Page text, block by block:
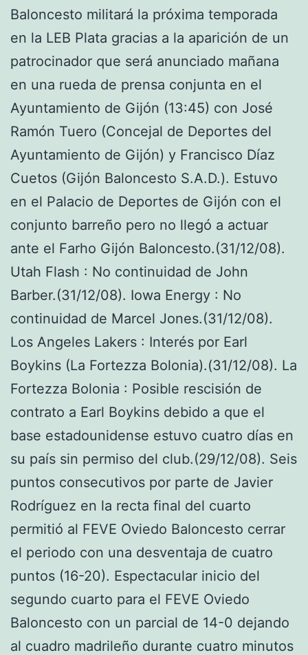
Baloncesto militará la próxima temporada
en la LEB Plata gracias a la aparición de un
patrocinador que será anunciado mañana
en una rueda de prensa conjunta en el
Ayuntamiento de Gijón (13:45) con José
Ramón Tuero (Concejal de Deportes del
Ayuntamiento de Gijón) y Francisco Díaz
Cuetos (Gijón Baloncesto S.A.D.). Estuvo
en el Palacio de Deportes de Gijón con el
conjunto barreño pero no llegó a actuar
ante el Farho Gijón Baloncesto.(31/12/08).
Utah Flash : No continuidad de John
Barber.(31/12/08). Iowa Energy : No
continuidad de Marcel Jones.(31/12/08).
Los Angeles Lakers : Interés por Earl
Boykins (La Fortezza Bolonia).(31/12/08). La
Fortezza Bolonia : Posible rescisión de
contrato a Earl Boykins debido a que el
base estadounidense estuvo cuatro días en
su país sin permiso del club.(29/12/08). Seis
puntos consecutivos por parte de Javier
Rodríguez en la recta final del cuarto
permitió al FEVE Oviedo Baloncesto cerrar
el periodo con una desventaja de cuatro
puntos (16-20). Espectacular inicio del
segundo cuarto para el FEVE Oviedo
Baloncesto con un parcial de 14-0 dejando
al cuadro madrileño durante cuatro minutos